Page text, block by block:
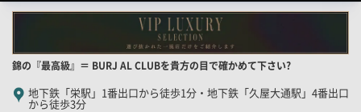
店
舗
PR
錦の『最高級』＝ BURJ AL CLUBを貴方の目で確かめて下さい?
地下鉄「栄駅」1番出口から徒歩1分・地下鉄「久屋大通駅」4番出口
から徒歩3分